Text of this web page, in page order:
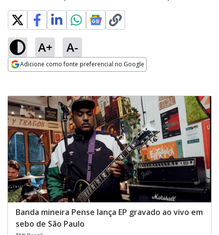
A+ A-
Adicione como fonte preferencial no Google
Banda mineira Pense lança EP gravado ao vivo em
sebo de São Paulo